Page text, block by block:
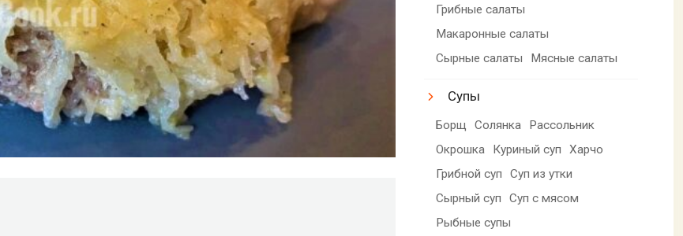
Грибные салаты
Макаронные салаты
Сырные салаты
Мясные салаты
Супы
Борщ Солянка
Рассольник
Окрошка
Куриный суп
Харчо
Грибной суп
Суп из утки
Сырный суп
Суп с мясом
Рыбные супы